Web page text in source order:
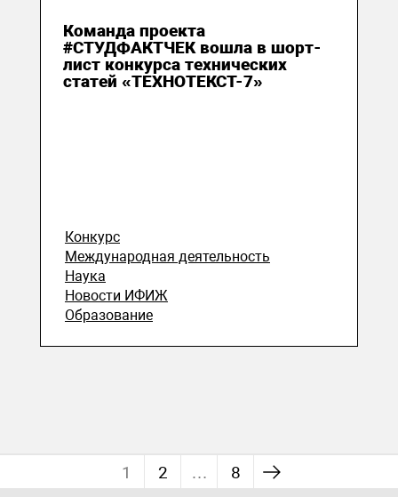
Команда проекта
#СТУДФАКТЧЕК вошла в шорт-
лист конкурса технических
статей «ТЕХНОТЕКСТ-7»
Конкурс
Международная деятельность
Наука
Новости ИФИЖ
Образование
1 2 … 8